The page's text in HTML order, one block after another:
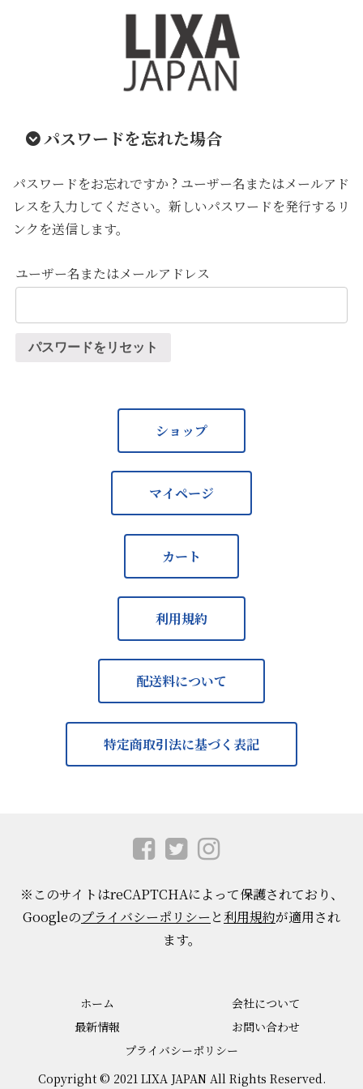
パスワードを忘れた場合
パスワードをお忘れですか ? ユーザー名またはメールアド
レスを入力してください。新しいパスワードを発行するリ
ンクを送信します。
ユーザー名またはメールアドレス
パスワードをリセット
ショップ
マイページ
カート
利用規約
配送料について
特定商取引法に基づく表記
※このサイトはreCAPTCHAによって保護されており、
Googleのプライバシーポリシーと利用規約が適用され
ます。
ホーム
会社について
最新情報
お問い合わせ
プライバシーポリシー
Copyright © 2021 LIXA JAPAN All Rights Reserved.